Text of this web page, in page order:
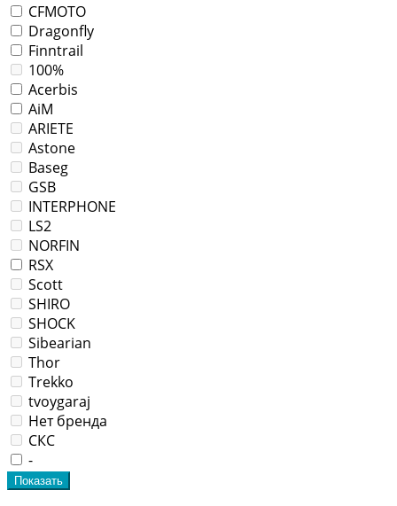
CFMOTO
Dragonfly
Finntrail
100%
Acerbis
AiM
ARIETE
Astone
Baseg
GSB
INTERPHONE
LS2
NORFIN
RSX
Scott
SHIRO
SHOCK
Sibearian
Thor
Trekko
tvoygaraj
Нет бренда
СКС
-
Показать